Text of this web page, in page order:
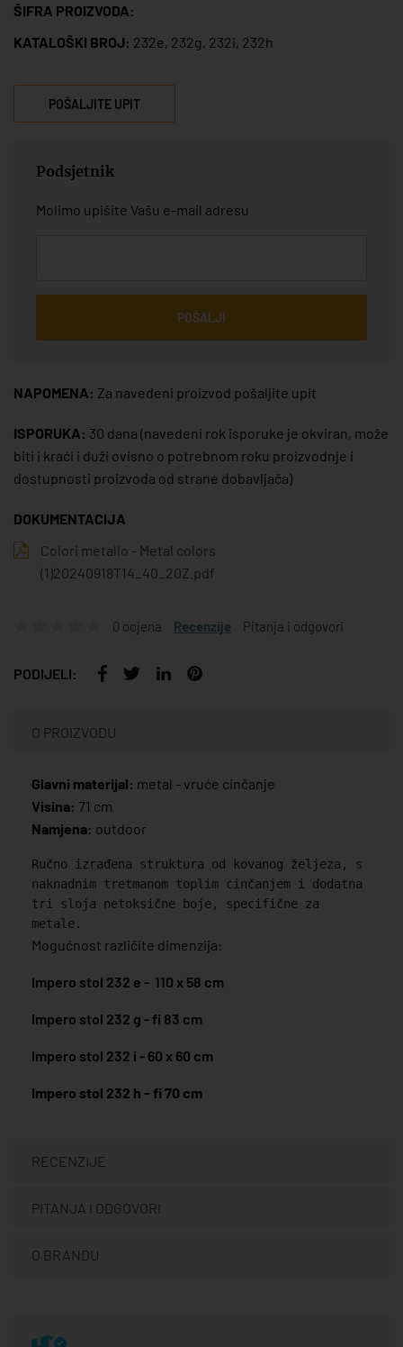
ŠIFRA PROIZVODA:
KATALOŠKI BROJ: 232e, 232g, 232i, 232h
POŠALJITE UPIT
Podsjetnik
Molimo upišite Vašu e-mail adresu
POŠALJI
NAPOMENA: Za navedeni proizvod pošaljite upit
ISPORUKA: 30 dana (navedeni rok isporuke je okviran, može
biti i kraći i duži ovisno o potrebnom roku proizvodnje i
dostupnosti proizvoda od strane dobavljača)
DOKUMENTACIJA
Colori metallo - Metal colors
(1)20240918T14_40_20Z.pdf
0 ocjena Recenzije Pitanja i odgovori
PODIJELI:
O PROIZVODU
Glavni materijal: metal - vruće cinčanje
Visina: 71 cm
Namjena: outdoor
Ručno izrađena struktura od kovanog željeza, s
naknadnim tretmanom toplim cinčanjem i dodatna
tri sloja netoksične boje, specifične za
metale.
Mogućnost različite dimenzija:
Impero stol 232 e - 110 x 58 cm
Impero stol 232 g - fi 83 cm
Impero stol 232 i - 60 x 60 cm
Impero stol 232 h - fi 70 cm
RECENZIJE
PITANJA I ODGOVORI
O BRANDU